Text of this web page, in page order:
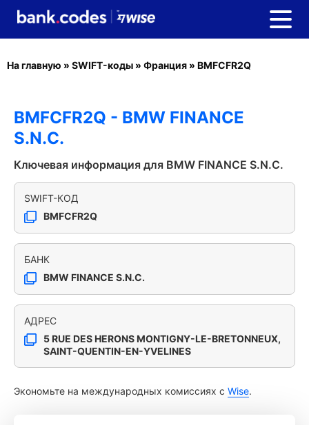
На главную » SWIFT-коды » Франция » BMFCFR2Q
BMFCFR2Q - BMW FINANCE
S.N.C.
Ключевая информация для BMW FINANCE S.N.C.
SWIFT-КОД
BMFCFR2Q
БАНК
BMW FINANCE S.N.C.
АДРЕС
5 RUE DES HERONS MONTIGNY-LE-BRETONNEUX,
SAINT-QUENTIN-EN-YVELINES
Экономьте на международных комиссиях с Wise.